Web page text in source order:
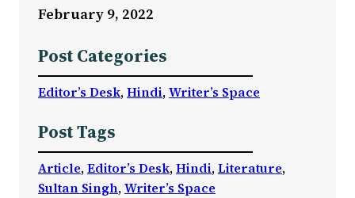
February 9, 2022
Post Categories
Editor’s Desk, Hindi, Writer’s Space
Post Tags
Article, Editor’s Desk, Hindi, Literature
Sultan Singh, Writer’s Space